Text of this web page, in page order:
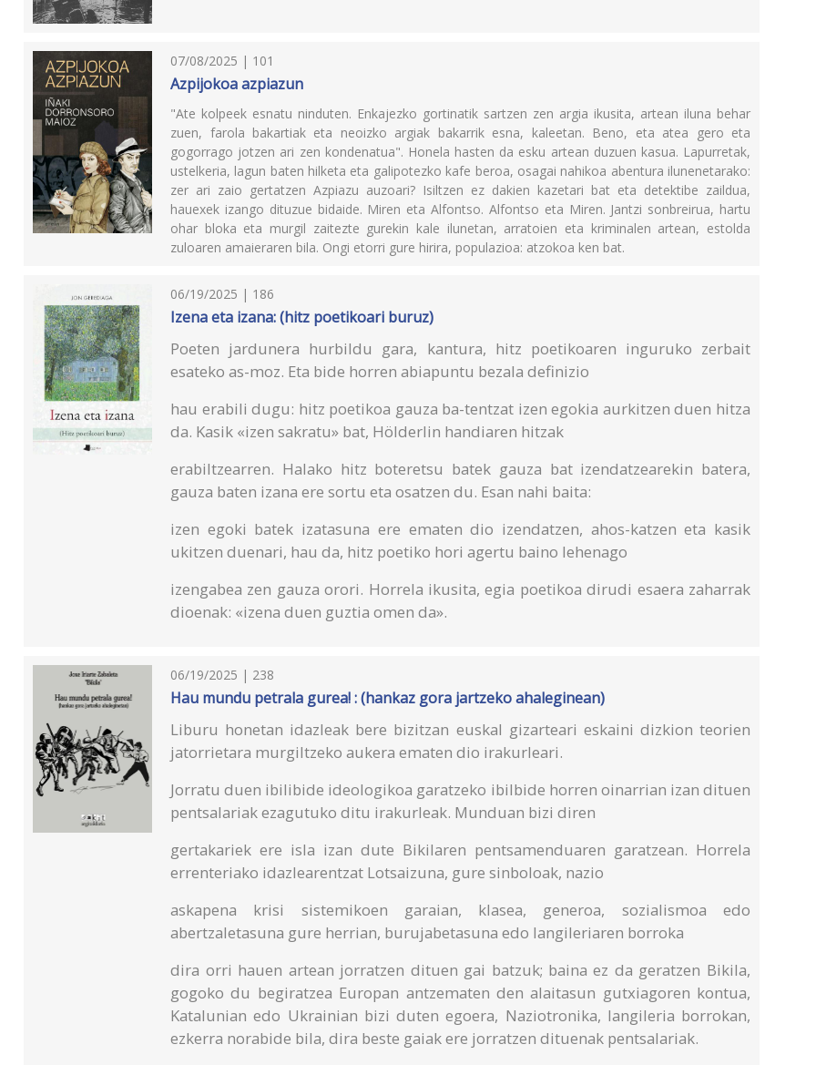
07/08/2025 | 101
Azpijokoa azpiazun
"Ate kolpeek esnatu ninduten. Enkajezko gortinatik sartzen zen argia ikusita, artean iluna behar
zuen, farola bakartiak eta neoizko argiak bakarrik esna, kaleetan. Beno, eta atea gero eta
gogorrago jotzen ari zen kondenatua". Honela hasten da esku artean duzuen kasua. Lapurretak,
ustelkeria, lagun baten hilketa eta galipotezko kafe beroa, osagai nahikoa abentura ilunenetarako:
zer ari zaio gertatzen Azpiazu auzoari? Isiltzen ez dakien kazetari bat eta detektibe zaildua,
hauexek izango dituzue bidaide. Miren eta Alfontso. Alfontso eta Miren. Jantzi sonbreirua, hartu
ohar bloka eta murgil zaitezte gurekin kale ilunetan, arratoien eta kriminalen artean, estolda
zuloaren amaieraren bila. Ongi etorri gure hirira, populazioa: atzokoa ken bat.
06/19/2025 | 186
Izena eta izana: (hitz poetikoari buruz)
Poeten jardunera hurbildu gara, kantura, hitz poetikoaren inguruko zerbait
esateko as-moz. Eta bide horren abiapuntu bezala definizio
hau erabili dugu: hitz poetikoa gauza ba-tentzat izen egokia aurkitzen duen hitza
da. Kasik «izen sakratu» bat, Hölderlin handiaren hitzak
erabiltzearren. Halako hitz boteretsu batek gauza bat izendatzearekin batera,
gauza baten izana ere sortu eta osatzen du. Esan nahi baita:
izen egoki batek izatasuna ere ematen dio izendatzen, ahos-katzen eta kasik
ukitzen duenari, hau da, hitz poetiko hori agertu baino lehenago
izengabea zen gauza orori. Horrela ikusita, egia poetikoa dirudi esaera zaharrak
dioenak: «izena duen guztia omen da».
06/19/2025 | 238
Hau mundu petrala gurea! : (hankaz gora jartzeko ahaleginean)
Liburu honetan idazleak bere bizitzan euskal gizarteari eskaini dizkion teorien
jatorrietara murgiltzeko aukera ematen dio irakurleari.
Jorratu duen ibilibide ideologikoa garatzeko ibilbide horren oinarrian izan dituen
pentsalariak ezagutuko ditu irakurleak. Munduan bizi diren
gertakariek ere isla izan dute Bikilaren pentsamenduaren garatzean. Horrela
errenteriako idazlearentzat Lotsaizuna, gure sinboloak, nazio
askapena krisi sistemikoen garaian, klasea, generoa, sozialismoa edo
abertzaletasuna gure herrian, burujabetasuna edo langileriaren borroka
dira orri hauen artean jorratzen dituen gai batzuk; baina ez da geratzen Bikila,
gogoko du begiratzea Europan antzematen den alaitasun gutxiagoren kontua,
Katalunian edo Ukrainian bizi duten egoera, Naziotronika, langileria borrokan,
ezkerra norabide bila, dira beste gaiak ere jorratzen dituenak pentsalariak.